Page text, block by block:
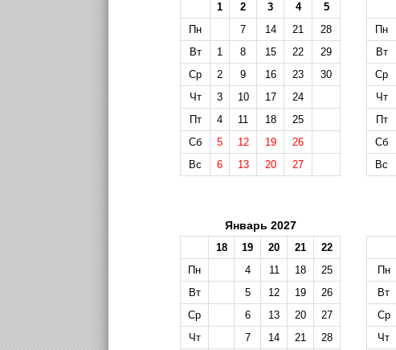
1 2 3 4
5
Пн
7 14 21
28
Вт
1 8 15 22
29
Ср
2 9 16 23
30
Чт
3 10 17
24
Пт
4 11 18
25
Сб
5 12 19
26
Вс
6 13 20 27
Пн
Вт
Ср
Чт
Пт
Сб
Вс
Январь 2027
18 19 20 21
22
Пн
4 11 18
25
Вт
5 12 19
26
Ср
6 13 20
27
Чт
7 14 21
28
Пн
Вт
Ср
Чт